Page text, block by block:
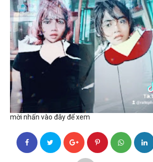
mời nhấn vào đây để xem